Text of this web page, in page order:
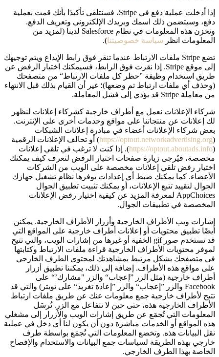
إذا أدخلت عملية دفع في Stripe، فسنتلقى تأكيدًا بأنك قمت بعملية
دفع، وسيتضمن ذلك اسمك وبريدك الإلكتروني وتعريف الدفع.
ونخزن هذه المعلومات في نظام Salesforce لدينا (لمزيد من
المعلومات انظر سياسة خصوصيتنا).
تضع Stripe ملفات الارتباط عندما تنقر فوق رابط الإيداع ويتم توجيهك
إلى موقع Stripe. إذا نقرت فوق الرابط، فسيمكنك اختيار الرفض عن
طريق استخدام وظيفة ”حظر كل ملفات الارتباط“ من متصفحك
(وحذف أي ملفات ارتباط تم وضعها)؛ غير أن القيام بذلك قبل الانتهاء
من معاملة Stripe قد يؤدي إلى فشل المعاملة.
شركاء الإعلانات نعمل مع أطراف خارجية كشركاء إعلانات لنظهر
لك إعلانات عن منتجاتنا على مواقع وخدمات أخرى على الإنترنت.
بعض شركاء الإعلانات أعضاء في مبادرة إعلانات الشبكات
(
https://optout.networkadvertising.org) أو تحالف الإعلانات الرقمية
(
https://optout.aboutads.info). إذا كنت لا ترغب في تلقي إعلانات
مخصصة، فيُرجى زيارة صفحات اختيار الرفض لتعرف كيف يمكنك
اختيار رفض تلقي إعلانات مخصصة على الويب من الشركات
الأعضاء. كما يمكنك ضبط أي إعدادات يوفرها نظام تشغيل جهازك
الجوال لتقييد تتبع الإعلانات، أو يمكنك تثبيت تطبيق الجوال
AppChoices لمعرفة المزيد عن كيفية اختيار رفض الإعلانات
المخصصة في تطبيقات الجوال.
إشارات ويب الأطراف الخارجية وأزرار الأطراف الخارجية. يمكنن
أيضًا تطبيق محتويات أو إعلانات أطراف خارجية على المواقع التي
قد تستخدم صور gif الخفية أو غيرها من إشارات الويب، والتي تتيح
لموفر محتويات الأطراف الخارجية قراءة ملفات الارتباط وكتابتها
في متصفحك بشكل مرتبط بمشاهدتك لمحتوى الطرف الخارجي
على مواقع هذه الأطراف. إضافة إلى ذلك، يمكننا تطبيق أزرار
أطراف خارجية (مثل الزر ”إعجاب“ والزر "مشارك’“ على
Facebook والزر ”إعجاب“ والزر ”إعادة تغريد“ على تويتر) والتي قد
تتيح لأطراف خارجية جمع معلومات عنك عن طريق ملفات ارتباط
الأطراف الخارجية هذه، حتى حين لا تتفاعل مع الزر. تُرسَل
المعلومات التي تُجمَع عن طريق إشارات الويب والأزرار إلى مشغلي
هذه المواقع أو الخدمات مباشرة دون أن يكون لنا أي دخل في عملية
نقل البيانات هذه. وتخضع المعلومات التي تُجمَع بواسطة طرف
خارجي بهذه الطريقة لسياسات جمع البيانات والاستخدام والإفصاح
الخاصة بهذا الطرف الخارجي.